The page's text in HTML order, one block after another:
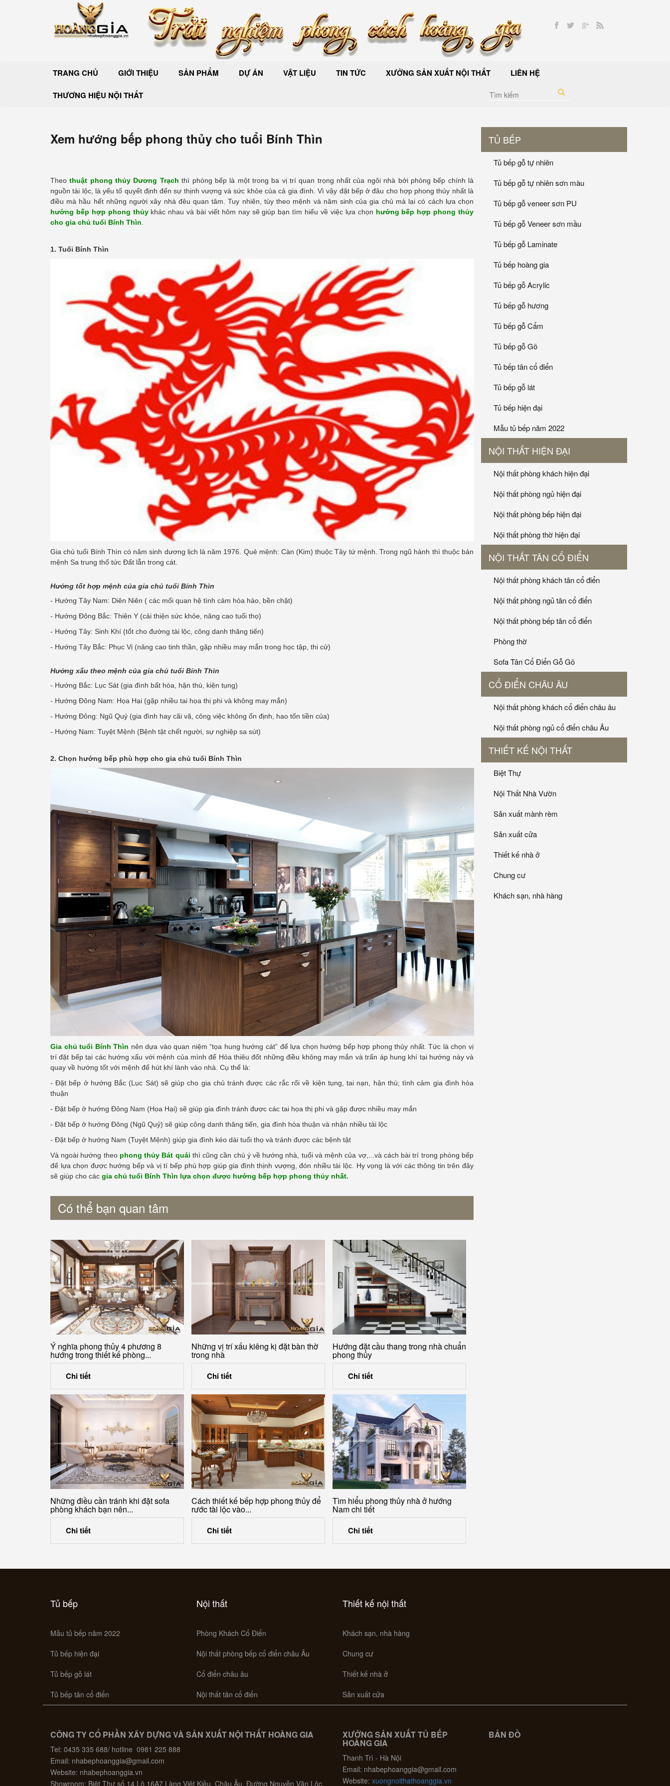
TRANG CHỦ GIỚI THIỆU SẢN PHẨM DỰ ÁN VẬT LIỆU TIN TỨC XƯỞNG SẢN XUẤT NỘI THẤT LIÊN HỆ
THƯƠNG HIỆU NỘI THẤT
Xem hướng bếp phong thủy cho tuổi Bính Thìn
Theo thuật phong thủy Dương Trạch thì phòng bếp là một trong ba vị trí quan trọng nhất của ngôi nhà bởi phòng bếp chính là
nguồn tài lộc, là yếu tố quyết định đến sự thịnh vượng và sức khỏe của cả gia đình. Vì vậy đặt bếp ở đâu cho hợp phong thủy nhất là
điều mà hầu hết những người xây nhà đêu quan tâm. Tuy nhiên, tùy theo mệnh và năm sinh của gia chủ mà lại có cách lựa chọn
hướng bếp hợp phong thủykhác nhau và bài viết hôm nay sẽ giúp bạn tìm hiểu về việc lựa chọn hướng bếp hợp phong thủy
cho gia chủ tuổi Bính Thìn.
1. Tuổi Bính Thìn
Gia chủ tuổi Bính Thìn có năm sinh dương lịch là năm 1976. Quẻ mệnh: Càn (Kim) thuộc Tây tứ mệnh. Trong ngũ hành thì thuộc bản
mệnh Sa trung thổ tức Đất lẫn trong cát.
Hướng tốt hợp mệnh của gia chủ tuổi Bính Thìn
- Hướng Tây Nam: Diên Niên ( các mối quan hệ tình cảm hòa hảo, bền chặt)
- Hướng Đông Bắc: Thiên Y (cải thiện sức khỏe, nâng cao tuổi thọ)
- Hướng Tây: Sinh Khí (tốt cho đường tài lộc, công danh thăng tiến)
- Hướng Tây Bắc: Phục Vị (nâng cao tinh thần, gặp nhiều may mắn trong học tập, thi cử)
Hướng xấu theo mệnh của gia chủ tuổi Bính Thìn
- Hướng Bắc: Lục Sát (gia đình bất hòa, hận thù, kiện tụng)
- Hướng Đông Nam: Họa Hại (gặp nhiều tai họa thị phi và không may mắn)
- Hướng Đông: Ngũ Quỷ (gia đình hay cãi vã, công việc không ổn định, hao tốn tiền của)
- Hướng Nam: Tuyệt Mệnh (Bệnh tật chết người, sự nghiệp sa sút)
2. Chọn hướng bếp phù hợp cho gia chủ tuổi Bính Thìn
Gia chủ tuổi Bính Thìn nên dựa vào quan niệm “tọa hung hướng cát” để lựa chọn hướng bếp hợp phong thủy nhất. Tức là chọn vị
trí đặt bếp tại các hướng xấu với mệnh của mình để Hỏa thiêu đốt những điều không may mắn và trấn áp hung khí tại hướng này và
quay về hướng tốt với mệnh để hút khí lành vào nhà. Cụ thể là:
- Đặt bếp ở hướng Bắc (Lục Sát) sẽ giúp cho gia chủ tránh được các rắc rối về kiện tụng, tai nạn, hận thù; tình cảm gia đình hòa
thuận
- Đặt bếp ở hướng Đông Nam (Họa Hại) sẽ giúp gia đình tránh được các tai họa thị phi và gặp được nhiều may mắn
- Đặt bếp ở hướng Đông (Ngũ Quỷ) sẽ giúp công danh thăng tiến, gia đình hòa thuận và nhận nhiều tài lộc
- Đặt bếp ở hướng Nam (Tuyệt Mệnh) giúp gia đình kéo dài tuổi thọ và tránh được các bệnh tật
Và ngoài hướng theo phong thủy Bát quái thì cũng cần chú ý về hướng nhà, tuổi và mệnh của vợ,...và cách bài trí trong phòng bếp
để lựa chọn được hướng bếp và vị tí bếp phù hợp giúp gia đình thịnh vượng, đón nhiều tài lộc. Hy vọng là với các thông tin trên đây
sẽ giúp cho các gia chủ tuổi Bính Thìn lựa chọn được hướng bếp hợp phong thủy nhất.
Có thể bạn quan tâm
Ý nghĩa phong thủy 4 phương 8
hướng trong thiết kế phòng...
Chi tiết
Những vị trí xấu kiêng kị đặt bàn thờ
trong nhà
Chi tiết
Hướng đặt cầu thang trong nhà chuẩn
phong thủy
Chi tiết
Những điều cần tránh khi đặt sofa
phòng khách bạn nên...
Chi tiết
Cách thiết kế bếp hợp phong thủy để
rước tài lộc vào...
Chi tiết
Tìm hiểu phong thủy nhà ở hướng
Nam chi tiết
Chi tiết
TỦ BẾP
Tủ bếp gỗ tự nhiên
Tủ bếp gỗ tự nhiên sơn màu
Tủ bếp gỗ veneer sơn PU
Tủ bếp gỗ Veneer sơn mầu
Tủ bếp gỗ Laminate
Tủ bếp hoàng gia
Tủ bếp gỗ Acrylic
Tủ bếp gỗ hương
Tủ bếp gỗ Cẩm
Tủ bếp gỗ Gõ
Tủ bếp tân cổ điển
Tủ bếp gỗ lát
Tủ bếp hiện đại
Mẫu tủ bếp năm 2022
NỘI THẤT HIỆN ĐẠI
Nội thất phòng khách hiện đại
Nội thất phòng ngủ hiện đại
Nội thất phòng bếp hiện đại
Nội thất phòng thờ hiện đại
NỘI THẤT TÂN CỔ ĐIỂN
Nội thất phòng khách tân cổ điển
Nội thất phòng ngủ tân cổ điển
Nội thất phòng bếp tân cổ điển
Phòng thờ
Sofa Tân Cổ Điển Gỗ Gõ
CỔ ĐIỂN CHÂU ÂU
Nội thất phòng khách cổ điển châu âu
Nội thất phòng ngủ cổ điển châu Âu
THIẾT KẾ NỘI THẤT
Biệt Thự
Nội Thất Nhà Vườn
Sản xuất mành rèm
Sản xuất cửa
Thiết kế nhà ở
Chung cư
Khách sạn, nhà hàng
Tủ bếp
Mẫu tủ bếp năm 2022
Tủ bếp hiện đại
Tủ bếp gỗ lát
Tủ bếp tân cổ điển
Nội thất
Phòng Khách Cổ Điển
Nội thất phòng bếp cổ điển châu Âu
Cổ điển châu âu
Nội thất tân cổ điển
Thiết kế nội thất
Khách sạn, nhà hàng
Chung cư
Thiết kế nhà ở
Sản xuất cửa
CÔNG TY CỔ PHẦN XÂY DỰNG VÀ SẢN XUẤT NỘI THẤT HOÀNG GIA
Tel: 0435 335 688/ hotline 0981 225 888
Email: nhabephoanggia@gmail.com
Website: nhabephoanggia.vn
Showroom: Biệt Thự số 14 Lô 16A7 Làng Việt Kiều, Châu Âu, Đường Nguyễn Văn Lộc,
XƯỞNG SẢN XUẤT TỦ BẾP
HOÀNG GIA
Thanh Trì - Hà Nội
Email: nhabephoanggia@gmail.com
Website: xuongnoithathoanggia.vn
BẢN ĐỒ